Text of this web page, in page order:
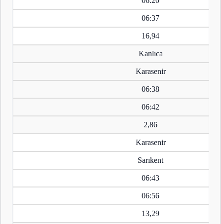
06:37
16,94
Kanlıca
Karasenir
06:38
06:42
2,86
Karasenir
Sarıkent
06:43
06:56
13,29